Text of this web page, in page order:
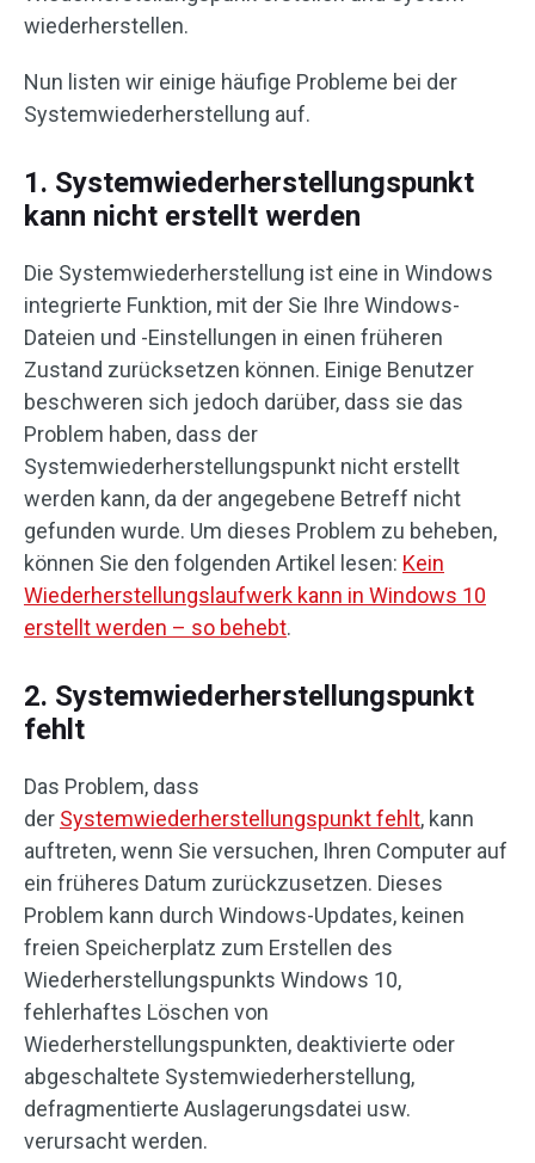
wiederherstellen.
Nun listen wir einige häufige Probleme bei der
Systemwiederherstellung auf.
1. Systemwiederherstellungspunkt
kann nicht erstellt werden
Die Systemwiederherstellung ist eine in Windows
integrierte Funktion, mit der Sie Ihre Windows-
Dateien und -Einstellungen in einen früheren
Zustand zurücksetzen können. Einige Benutzer
beschweren sich jedoch darüber, dass sie das
Problem haben, dass der
Systemwiederherstellungspunkt nicht erstellt
werden kann, da der angegebene Betreff nicht
gefunden wurde. Um dieses Problem zu beheben,
können Sie den folgenden Artikel lesen: Kein
Wiederherstellungslaufwerk kann in Windows 10
erstellt werden – so behebt.
2. Systemwiederherstellungspunkt
fehlt
Das Problem, dass
der Systemwiederherstellungspunkt fehlt, kann
auftreten, wenn Sie versuchen, Ihren Computer auf
ein früheres Datum zurückzusetzen. Dieses
Problem kann durch Windows-Updates, keinen
freien Speicherplatz zum Erstellen des
Wiederherstellungspunkts Windows 10,
fehlerhaftes Löschen von
Wiederherstellungspunkten, deaktivierte oder
abgeschaltete Systemwiederherstellung,
defragmentierte Auslagerungsdatei usw.
verursacht werden.